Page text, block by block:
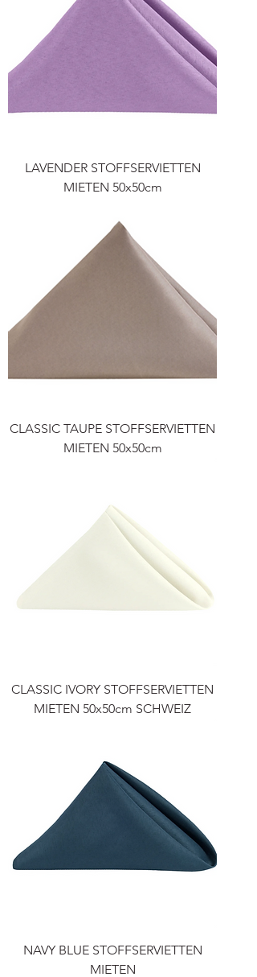
LAVENDER STOFFSERVIETTEN
MIETEN 50x50cm
CLASSIC TAUPE STOFFSERVIETTEN
MIETEN 50x50cm
CLASSIC IVORY STOFFSERVIETTEN
MIETEN 50x50cm SCHWEIZ
NAVY BLUE STOFFSERVIETTEN
MIETEN